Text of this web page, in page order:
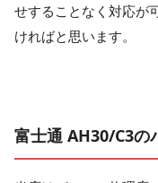
せすることなく対応が
ければと思います。
富士通 AH30/C3の